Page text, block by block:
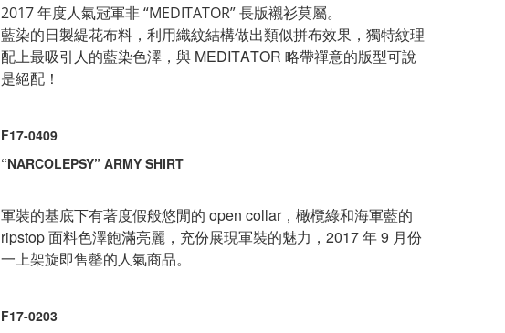
2017 年度人氣冠軍非 “MEDITATOR” 長版襯衫莫屬。
藍染的日製緹花布料，利用織紋結構做出類似拼布效果，獨特紋理
配上最吸引人的藍染色澤，與 MEDITATOR 略帶禪意的版型可說
是絕配！
F17-0409
“NARCOLEPSY” ARMY SHIRT
軍裝的基底下有著度假般悠閒的 open collar，橄欖綠和海軍藍的
ripstop 面料色澤飽滿亮麗，充份展現軍裝的魅力，2017 年 9 月份
一上架旋即售罄的人氣商品。
F17-0203